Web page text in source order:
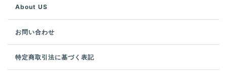
About US
お問い合わせ
特定商取引法に基づく表記